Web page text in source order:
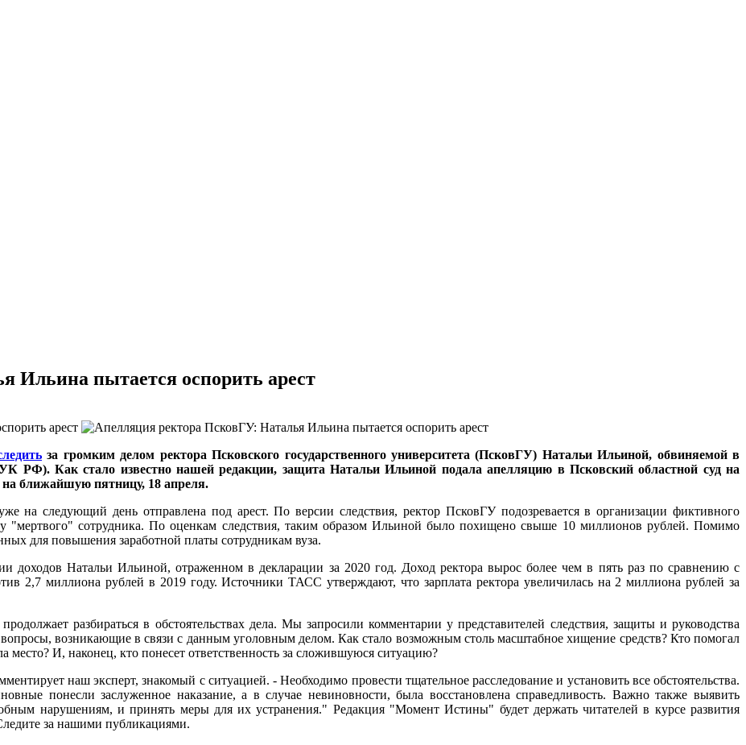
Ильина пытается оспорить арест
за громким делом ректора Псковского государственного университета (ПсковГУ) Натальи Ильиной, обвиняемой в
РФ). Как стало известно нашей редакции, защита Натальи Ильиной подала апелляцию в Псковский областной суд на
на ближайшую пятницу, 18 апреля.
на следующий день отправлена под арест. По версии следствия, ректор ПсковГУ подозревается в организации фиктивного
"мертвого" сотрудника. По оценкам следствия, таким образом Ильиной было похищено свыше 10 миллионов рублей. Помимо
для повышения заработной платы сотрудникам вуза.
Натальи Ильиной, отраженном в декларации за 2020 год. Доход ректора вырос более чем в пять раз по сравнению с
2,7 миллиона рублей в 2019 году. Источники ТАСС утверждают, что зарплата ректора увеличилась на 2 миллиона рублей за
разбираться в обстоятельствах дела. Мы запросили комментарии у представителей следствия, защиты и руководства
возникающие в связи с данным уголовным делом. Как стало возможным столь масштабное хищение средств? Кто помогал
место? И, наконец, кто понесет ответственность за сложившуюся ситуацию?
наш эксперт, знакомый с ситуацией. - Необходимо провести тщательное расследование и установить все обстоятельства.
понесли заслуженное наказание, а в случае невиновности, была восстановлена справедливость. Важно также выявить
нарушениям, и принять меры для их устранения." Редакция "Момент Истины" будет держать читателей в курсе развития
за нашими публикациями.